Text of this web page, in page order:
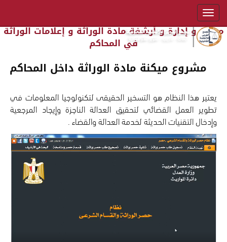
ميكنة و إدارة و أرشفة مادة الوراثة و إعلامات الوراثة
في المحاكم
مشروع ميكنة مادة الوراثة داخل المحاكم
يعتبر هذا النظام هو التسخير الحقيقى لتكنولوجيا المعلومات في
تطوير العمل القضائي لتحقيق العدالة الناجزة وإيجاد المرجعية
وإدخال التقنيات الحديثة لخدمة العدالة والقضاء .